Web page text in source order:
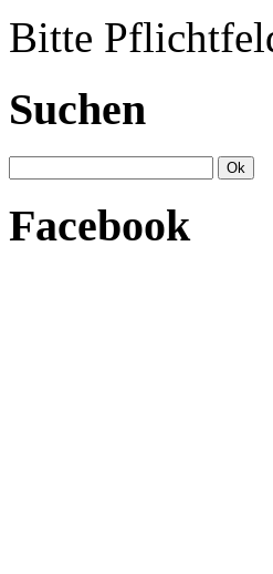
Bitte
Suchen
Facebook